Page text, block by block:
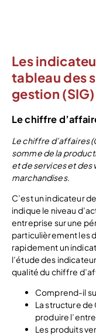
Les
tableau des
gestion (SIG)
Le chiffre
Le chiffre d’affaires
somme de la
et de services et des
marchandises.
C’est un indicateur
indique le niveau
entreprise sur une
particulièrement les
rapidement un
l’étude des
qualité du chiffre
Comprend-il
La structure
produire
Les produits